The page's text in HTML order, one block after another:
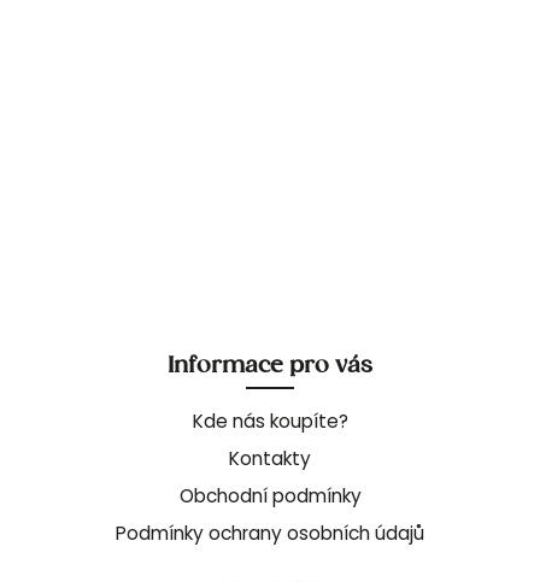
Informace pro vás
Kde nás koupíte?
Kontakty
Obchodní podmínky
Podmínky ochrany osobních údajů